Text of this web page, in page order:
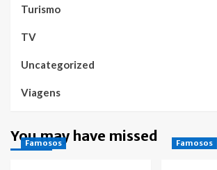
Turismo
TV
Uncategorized
Viagens
You may have missed
Famosos Famosos